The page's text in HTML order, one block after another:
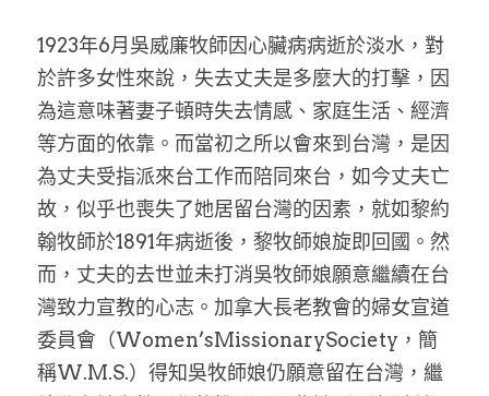
1923年6月吳威廉牧師因心臟病病逝於淡水，對
於許多女性來說，失去丈夫是多麼大的打擊，因
為這意味著妻子頓時失去情感、家庭生活、經濟
等方面的依靠。而當初之所以會來到台灣，是因
為丈夫受指派來台工作而陪同來台，如今丈夫亡
故，似乎也喪失了她居留台灣的因素，就如黎約
翰牧師於1891年病逝後，黎牧師娘旋即回國。然
而，丈夫的去世並未打消吳牧師娘願意繼續在台
灣致力宣教的心志。加拿大長老教會的婦女宣道
委員會（Women’sMissionarySociety，簡
稱W.M.S.）得知吳牧師娘仍願意留在台灣，繼